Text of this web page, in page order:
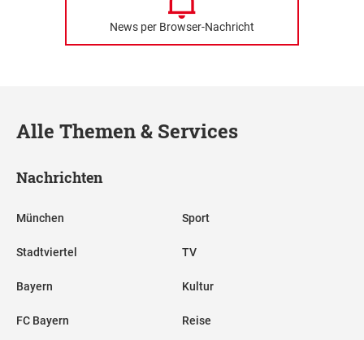
News per Browser-Nachricht
Alle Themen & Services
Nachrichten
München
Stadtviertel
Bayern
FC Bayern
Sport
TV
Kultur
Reise